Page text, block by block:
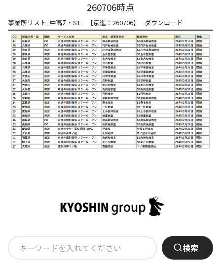
子会社および関係会社
フランチャイズ事業
ソーシャルメディア公式アカウント
オリジナルバッグプロジェクト
清華・京進発展フォーラム
立木奨学金
価値創造の取り組み
DX（デジタル変革）
DXビジョン・DX戦略
Kyoshin Digital Academy
安全と安心への取り組み
お客様相談センター
IRカレンダー
ディスクロージャーポリシー
よくあるご質問
免責事項
IRお問合せ
講師（アルバイト）募集
保育事業 採用
日本語教育事業 採用
介護事業 採用
260706時点
事業所リスト_中高Σ・S1 【京進：260706】 ダウンロード
検
索:
検索